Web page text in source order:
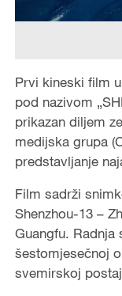
Prvi kineski film
pod nazivom
prikazan diljem
medijska grupa
predstavljanje
Film sadrži
Shenzhou-13 –
Guangfu. Radnja
šestomjesečnoj
svemirskoj